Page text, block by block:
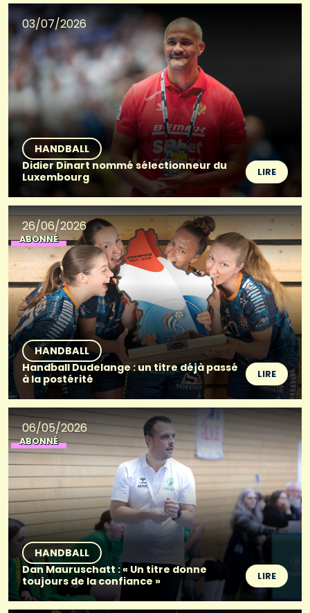
03/07/2026
HANDBALL
Didier Dinart nommé sélectionneur du
Luxembourg
LIRE
26/06/2026
ABONNÉ
HANDBALL
Handball Dudelange : un titre déjà passé
à la postérité
LIRE
06/05/2026
ABONNÉ
HANDBALL
Dan Mauruschatt : « Un titre donne
toujours de la confiance »
LIRE